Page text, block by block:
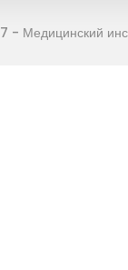
7 - Медицинский